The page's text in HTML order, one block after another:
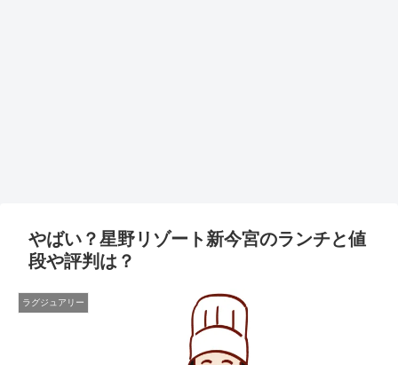
やばい？星野リゾート新今宮のランチと値
段や評判は？
ラグジュアリー